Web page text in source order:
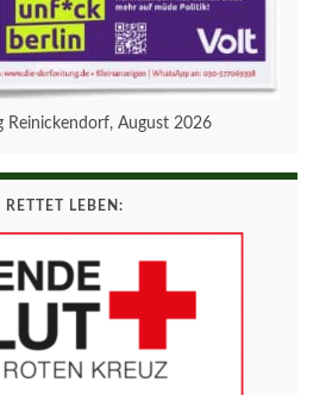
Reinickendorf, August 2026
RETTET LEBEN: